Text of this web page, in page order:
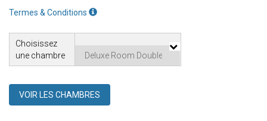
Termes & Conditions
Choisissez
une chambre
VOIR LES CHAMBRES